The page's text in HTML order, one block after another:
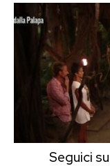
Seguici su